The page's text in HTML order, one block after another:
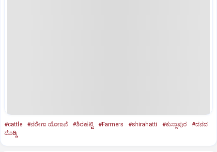
#cattle #ನರೇಗಾ ಯೋಜನೆ #ಶಿರಹಟ್ಟಿ #Farmers #shirahatti #ಕುಸ್ಲಾಪುರ
#ದನದ
ದೊಡ್ಡಿ